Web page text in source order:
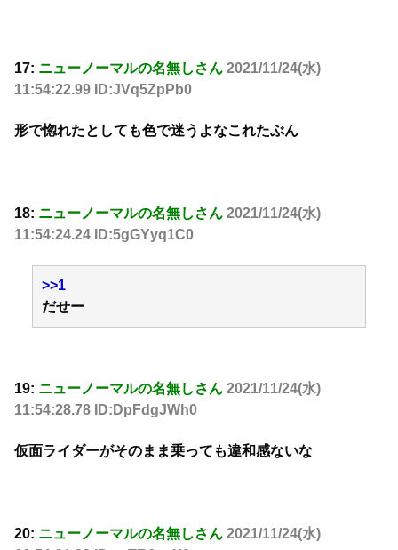
17: ニューノーマルの名無しさん 2021/11/24(水)
11:54:22.99 ID:JVq5ZpPb0
形で惚れたとしても色で迷うよなこれたぶん
18: ニューノーマルの名無しさん 2021/11/24(水)
11:54:24.24 ID:5gGYyq1C0
>>1
だせー
19: ニューノーマルの名無しさん 2021/11/24(水)
11:54:28.78 ID:DpFdgJWh0
仮面ライダーがそのまま乗っても違和感ないな
20: ニューノーマルの名無しさん 2021/11/24(水)